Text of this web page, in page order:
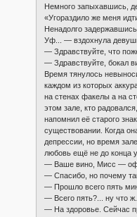
Немного запыхавшись,
«Угораздило же меня
Ненадолго
Уф... — вздохнула
— Здравствуйте, что
— Здравствуйте, бокал
Время тянулось
каждом из которых
на стенах факелы а на
этом зале, кто
напомнил её старого
существовании. Когда
депрессии, но время
любовь ещё не до конца
— Ваше вино, Мисс —
— Спасибо, но почему
— Прошло всего пять
— Всего пять?... ну что
— На здоровье. Сейчас